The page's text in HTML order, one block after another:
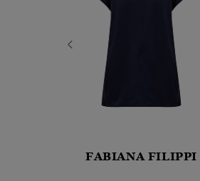
FABIANA FILIPPI